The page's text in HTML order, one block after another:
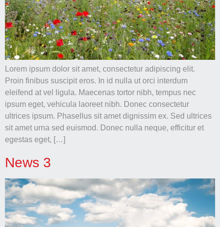
Lorem ipsum dolor sit amet, consectetur adipiscing elit.
Proin finibus suscipit eros. In id nulla ut orci interdum
eleifend at vel ligula. Maecenas tortor nibh, tempus nec
ipsum eget, vehicula laoreet nibh. Donec consectetur
ultrices ipsum. Phasellus sit amet dignissim ex. Sed ultrices
sit amet urna sed euismod. Donec nulla neque, efficitur et
egestas eget, […]
News 3
בהתבסס על
אופן השימוש
באתר.
חוויית
משתנש
על מנת
יפעל בצורה
הטובה ביותר
האפשרית
במהלך ביקורך.
אם תסרב לקבל
שיווק